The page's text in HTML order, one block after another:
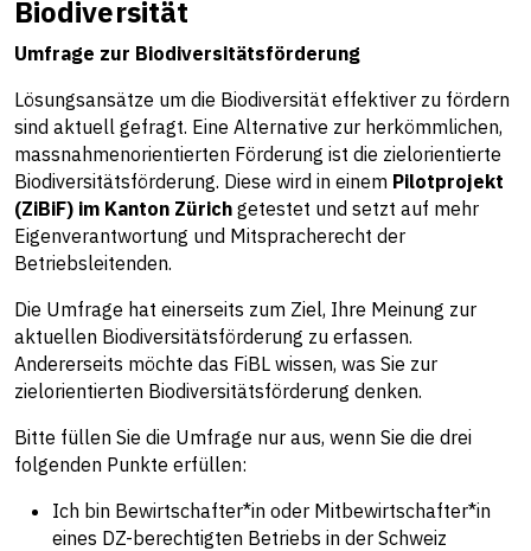
Biodiversität
Umfrage zur Biodiversitätsförderung
Lösungsansätze um die Biodiversität effektiver zu fördern
sind aktuell gefragt. Eine Alternative zur herkömmlichen,
massnahmenorientierten Förderung ist die zielorientierte
Biodiversitätsförderung. Diese wird in einem Pilotprojekt
(ZiBiF) im Kanton Zürich getestet und setzt auf mehr
Eigenverantwortung und Mitspracherecht der
Betriebsleitenden.
Die Umfrage hat einerseits zum Ziel, Ihre Meinung zur
aktuellen Biodiversitätsförderung zu erfassen.
Andererseits möchte das FiBL wissen, was Sie zur
zielorientierten Biodiversitätsförderung denken.
Bitte füllen Sie die Umfrage nur aus, wenn Sie die drei
folgenden Punkte erfüllen:
Ich bin Bewirtschafter*in oder Mitbewirtschafter*in
eines DZ-berechtigten Betriebs in der Schweiz